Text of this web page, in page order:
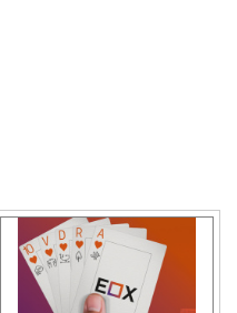
Skip Forward